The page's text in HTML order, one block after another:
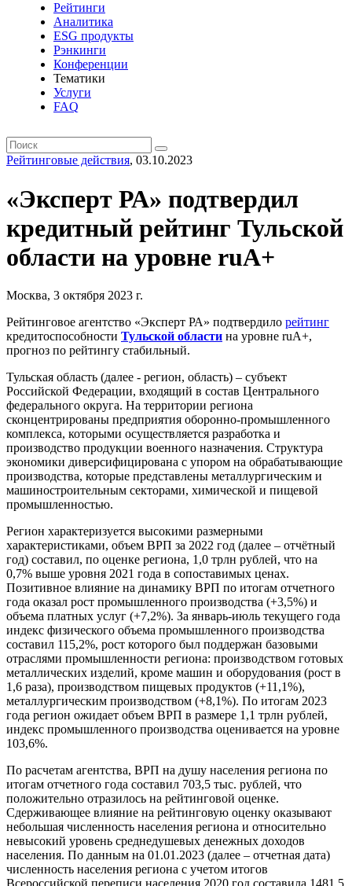
Рейтинги
Аналитика
ESG продукты
Рэнкинги
Конференции
Тематики
Услуги
FAQ
Рейтинговые действия, 03.10.2023
«Эксперт РА» подтвердил
кредитный рейтинг Тульской
области на уровне ruА+
Москва, 3 октября 2023 г.
Рейтинговое агентство «Эксперт РА» подтвердило рейтинг
кредитоспособности Тульской области на уровне ruА+,
прогноз по рейтингу стабильный.
Тульская область (далее - регион, область) – субъект
Российской Федерации, входящий в состав Центрального
федерального округа. На территории региона
сконцентрированы предприятия оборонно-промышленного
комплекса, которыми осуществляется разработка и
производство продукции военного назначения. Структура
экономики диверсифицирована с упором на обрабатывающие
производства, которые представлены металлургическим и
машиностроительным секторами, химической и пищевой
промышленностью.
Регион характеризуется высокими размерными
характеристиками, объем ВРП за 2022 год (далее – отчётный
год) составил, по оценке региона, 1,0 трлн рублей, что на
0,7% выше уровня 2021 года в сопоставимых ценах.
Позитивное влияние на динамику ВРП по итогам отчетного
года оказал рост промышленного производства (+3,5%) и
объема платных услуг (+7,2%). За январь-июль текущего года
индекс физического объема промышленного производства
составил 115,2%, рост которого был поддержан базовыми
отраслями промышленности региона: производством готовых
металлических изделий, кроме машин и оборудования (рост в
1,6 раза), производством пищевых продуктов (+11,1%),
металлургическим производством (+8,1%). По итогам 2023
года регион ожидает объем ВРП в размере 1,1 трлн рублей,
индекс промышленного производства оценивается на уровне
103,6%.
По расчетам агентства, ВРП на душу населения региона по
итогам отчетного года составил 703,5 тыс. рублей, что
положительно отразилось на рейтинговой оценке.
Сдерживающее влияние на рейтинговую оценку оказывают
небольшая численность населения региона и относительно
невысокий уровень среднедушевых денежных доходов
населения. По данным на 01.01.2023 (далее – отчетная дата)
численность населения региона с учетом итогов